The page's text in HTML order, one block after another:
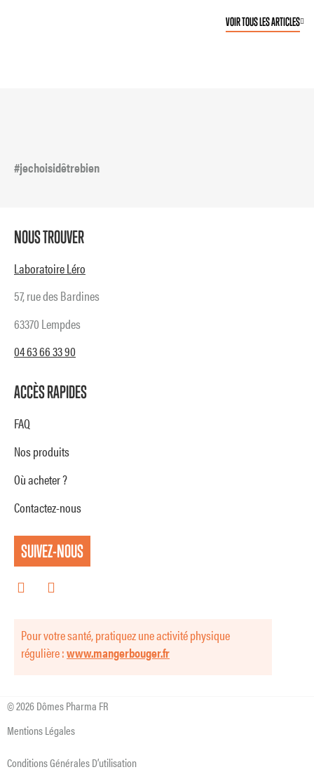
VOIR TOUS LES ARTICLES
#jechoisidêtrebien
NOUS TROUVER
Laboratoire Léro
57, rue des Bardines
63370 Lempdes
04 63 66 33 90
ACCÈS RAPIDES
FAQ
Nos produits
Où acheter ?
Contactez-nous
SUIVEZ-NOUS
Pour votre santé, pratiquez une activité physique
régulière :www.mangerbouger.fr
© 2026 Dômes Pharma FR
Mentions Légales
Conditions Générales D’utilisation